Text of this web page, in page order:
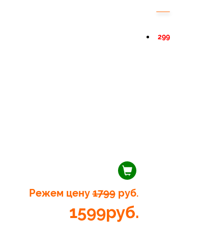
Режем цену1799руб.
1599руб.
299